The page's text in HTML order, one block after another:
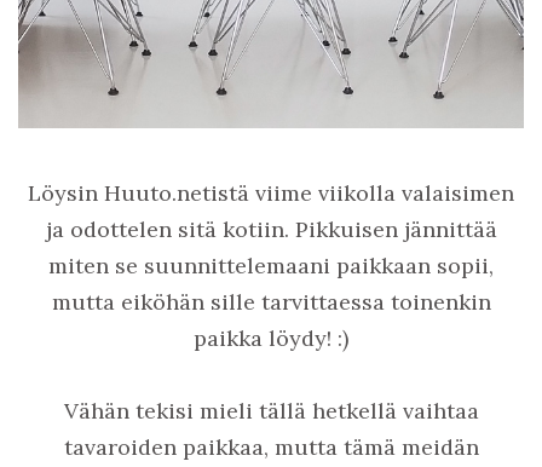
Löysin Huuto.netistä viime viikolla valaisimen
ja odottelen sitä kotiin. Pikkuisen jännittää
miten se suunnittelemaani paikkaan sopii,
mutta eiköhän sille tarvittaessa toinenkin
paikka löydy! :)
Vähän tekisi mieli tällä hetkellä vaihtaa
tavaroiden paikkaa, mutta tämä meidän